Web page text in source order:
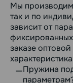
Мы
так и по
зависит от
заказе
Пружина